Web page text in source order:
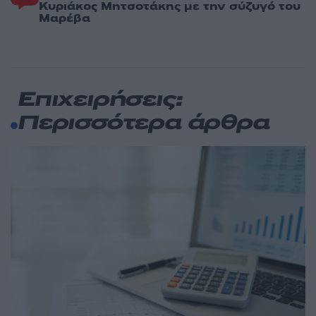
Κυριάκος Μητσοτάκης με την σύζυγό του
Μαρέβα
Επιχειρήσεις:
Περισσότερα άρθρα